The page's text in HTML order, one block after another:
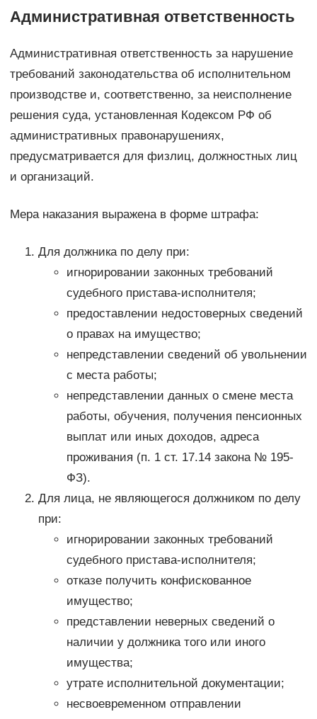
Административная ответственность
Административная ответственность за нарушение
требований законодательства об исполнительном
производстве и, соответственно, за неисполнение
решения суда, установленная Кодексом РФ об
административных правонарушениях,
предусматривается для физлиц, должностных лиц
и организаций.
Мера наказания выражена в форме штрафа:
Для должника по делу при:
игнорировании законных требований
судебного пристава-исполнителя;
предоставлении недостоверных сведений
о правах на имущество;
непредставлении сведений об увольнении
с места работы;
непредставлении данных о смене места
работы, обучения, получения пенсионных
выплат или иных доходов, адреса
проживания (п. 1 ст. 17.14 закона № 195-
ФЗ).
Для лица, не являющегося должником по делу
при:
игнорировании законных требований
судебного пристава-исполнителя;
отказе получить конфискованное
имущество;
представлении неверных сведений о
наличии у должника того или иного
имущества;
утрате исполнительной документации;
несвоевременном отправлении